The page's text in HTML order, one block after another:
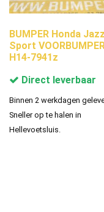
BUMPER Honda Jazz
Sport
H14-7941z
Direct leverbaar
Binnen 2 werkdagen
Sneller op te halen in
Hellevoetsluis.